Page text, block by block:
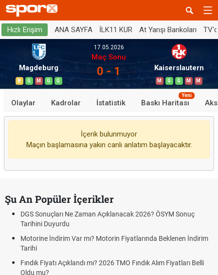
Hızlı Erişim ANA SAYFA İLK11 KUR At Yarışı Bankoları
Magdeburg
B G M G G
17.05.2026
Maç Sonu
0 - 1 Kaiserslautern
M G G M M
Olaylar Kadrolar İstatistik Baskı Haritası
Yeni
İçerik bulunmuyor
Maçın başlamasına yakın canlı anlatım başlayacaktır.
Şu An Popüler İçerikler
DGS Sonuçları Ne Zaman Açıklanacak 2026? ÖSYM Sonuç
Tarihini Duyurdu
Motorine İndirim Var mı? Motorin Fiyatlarında Beklenen İndirim
Tarihi
Fındık Fiyatı Açıklandı mı? 2026 TMO Fındık Alım Fiyatları Belli
Oldu mu?